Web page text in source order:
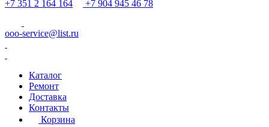
+7 351 2 164 164
+7 904 945 46 78
ooo-service@list.ru
Каталог
Ремонт
Доставка
Контакты
Корзина